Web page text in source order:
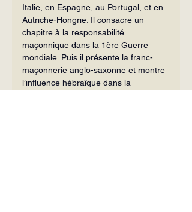
Italie, en Espagne, au Portugal, et en
Autriche-Hongrie. Il consacre un
chapitre à la responsabilité
maçonnique dans la 1ère Guerre
mondiale. Puis il présente la franc-
maçonnerie anglo-saxonne et montre
l’influence hébraïque dans la